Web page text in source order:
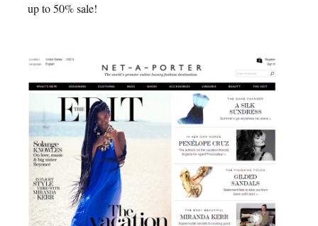
up to 50% sale!